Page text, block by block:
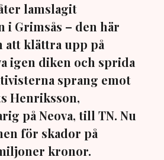
lamslagit
Grimsås – den här
att klättra upp på
igen diken och sprida
sprang emot
Henriksson,
på Neova, till TN. Nu
för skador på
kronor.